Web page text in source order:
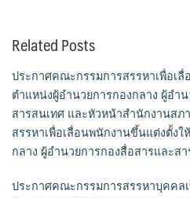
Related Posts
ประกาศคณะกรรมการสรรหาเพื่อเ
ตำแหน่งผู้อำนวยการกองกลาง ผู้อำ
สารสนเทศ และหัวหน้าสำนักงานสภ
สรรหาเพื่อเลื่อนพนักงานขึ้นแต่งตั้งใ
กลาง ผู้อำนวยการกองสื่อสารและส
ประกาศคณะกรรมการสรรหาบุคคล